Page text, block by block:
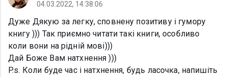
04.03.2022, 14:38:06
Дуже Дякую за легку, сповнену позитиву і гумору
книгу ))) Так приємно читати такі книги, особливо
коли вони на рідній мові)))
Дай Боже Вам натхнення )))
P.s. Коли буде час і натхнення, будь ласочка, напишіть